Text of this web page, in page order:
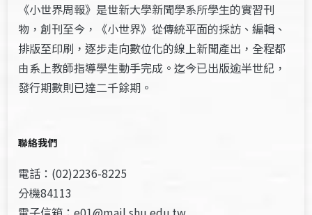
《小世界周報》是世新大學新聞學系所學生的實習刊
物，創刊至今，《小世界》從傳統平面的採訪、編輯、
排版至印刷，逐步走向數位化的線上新聞產出，全程都
由系上教師指導學生動手完成。迄今已出版逾半世紀，
發行期數則已達二千餘期。
聯絡我們
電話：(02)2236-8225
分機84113